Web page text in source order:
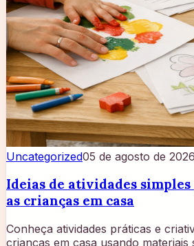
Uncategorized05 de agosto de 2026
Ideias de atividades
as crianças em casa
Conheça atividades práticas e
crianças em casa usando materiais